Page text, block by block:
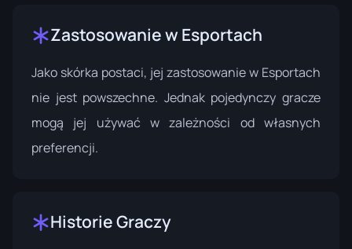
Zastosowanie w Esportach
Jako skórka postaci, jej zastosowanie w Esportach
nie jest powszechne. Jednak pojedynczy gracze
mogą jej używać w zależności od własnych
preferencji.
Historie Graczy